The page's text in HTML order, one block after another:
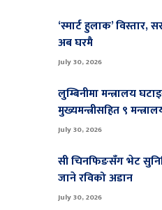
‘स्मार्ट हुलाक’ विस्तार,
अब घरमै
July 30, 2026
लुम्बिनीमा मन्त्रालय
मुख्यमन्त्रीसहित ९
July 30, 2026
सी चिनफिङसँग भेट
जाने रविको अडान
July 30, 2026